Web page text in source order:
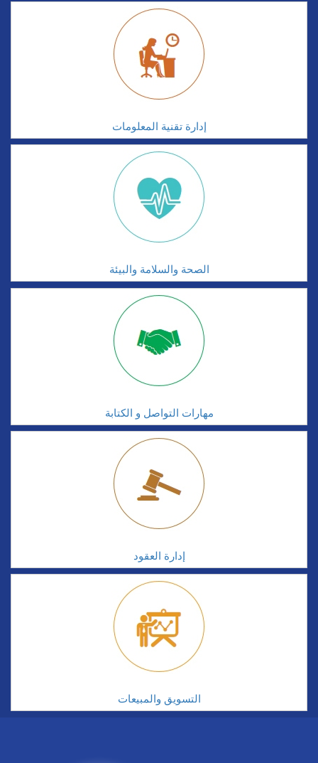
إدارة تقنية المعلومات
الصحة والسلامة والبيئة
مهارات التواصل و الكتابة
إدارة العقود
التسويق والمبيعات